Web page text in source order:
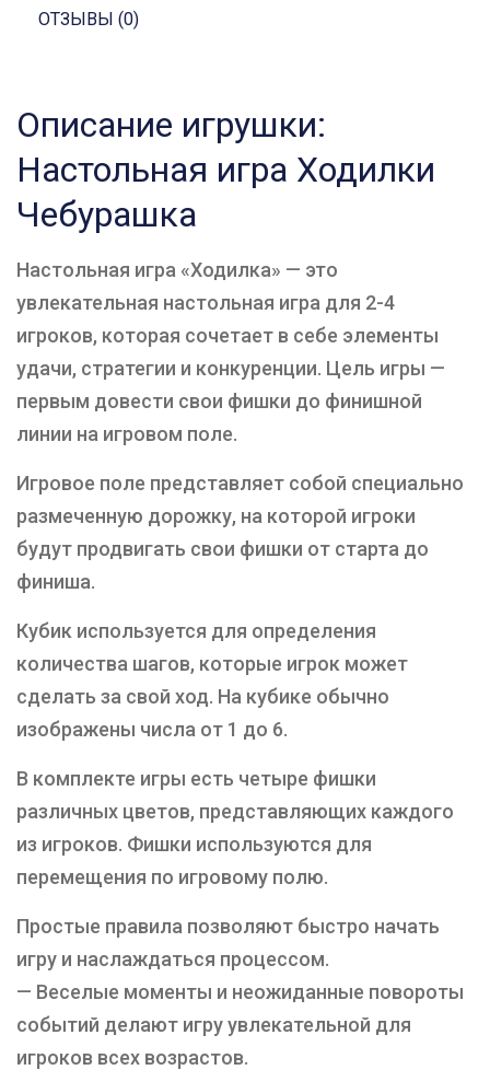
ОТЗЫВЫ (0)
Описание игрушки:
Настольная игра Ходилки
Чебурашка
Настольная игра «Ходилка» — это
увлекательная настольная игра для 2-4
игроков, которая сочетает в себе элементы
удачи, стратегии и конкуренции. Цель игры —
первым довести свои фишки до финишной
линии на игровом поле.
Игровое поле представляет собой специально
размеченную дорожку, на которой игроки
будут продвигать свои фишки от старта до
финиша.
Кубик используется для определения
количества шагов, которые игрок может
сделать за свой ход. На кубике обычно
изображены числа от 1 до 6.
В комплекте игры есть четыре фишки
различных цветов, представляющих каждого
из игроков. Фишки используются для
перемещения по игровому полю.
Простые правила позволяют быстро начать
игру и наслаждаться процессом.
— Веселые моменты и неожиданные повороты
событий делают игру увлекательной для
игроков всех возрастов.